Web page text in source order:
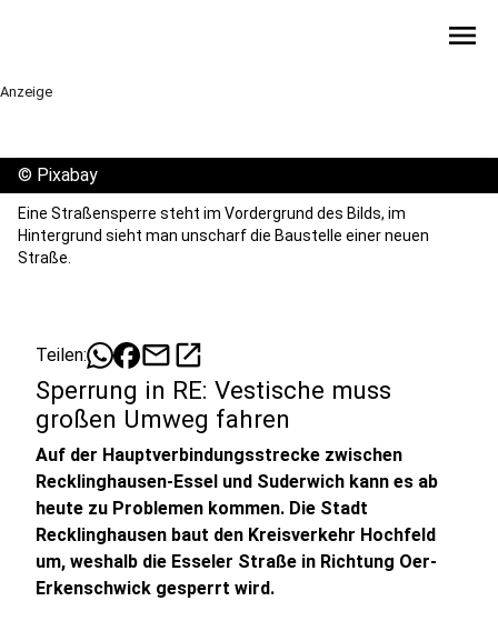
menu
Anzeige
© Pixabay
Eine Straßensperre steht im Vordergrund des Bilds, im
Hintergrund sieht man unscharf die Baustelle einer neuen
Straße.
Teilen: mailopen_in_new
Sperrung in RE: Vestische muss
großen Umweg fahren
Auf der Hauptverbindungsstrecke zwischen
Recklinghausen-Essel und Suderwich kann es ab
heute zu Problemen kommen. Die Stadt
Recklinghausen baut den Kreisverkehr Hochfeld
um, weshalb die Esseler Straße in Richtung Oer-
Erkenschwick gesperrt wird.